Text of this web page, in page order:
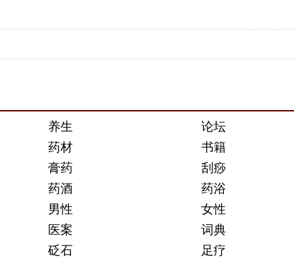
养生
论坛
药材
书籍
膏药
刮痧
药酒
药浴
男性
女性
医案
词典
砭石 足疗